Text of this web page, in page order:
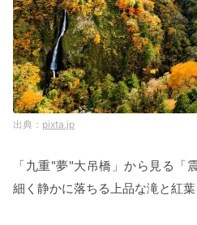
pixta.jp
「九重"夢"大吊橋」から見る「
細く静かに落ちる上品な滝と紅葉